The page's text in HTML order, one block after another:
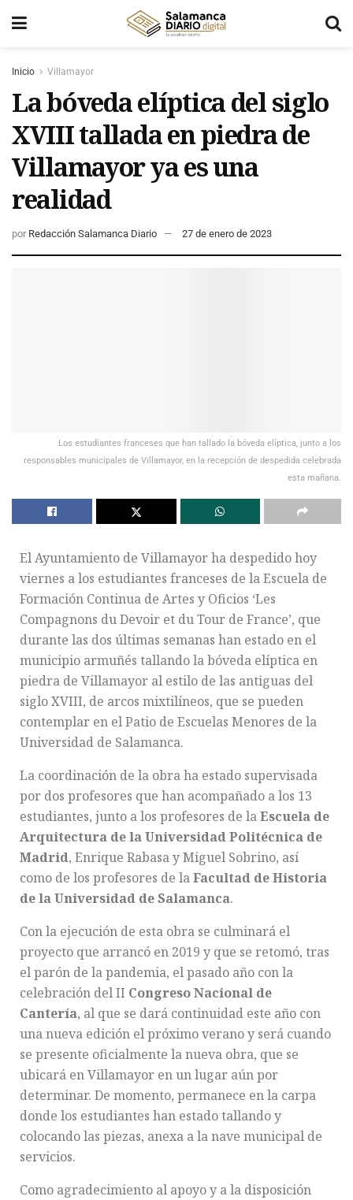
Inicio Villamayor
La bóveda elíptica del siglo
XVIII tallada en piedra de
Villamayor ya es una
realidad
por Redacción Salamanca Diario 27 de enero de 2023
Los estudiantes franceses que han tallado la bóveda elíptica, junto a los
responsables municipales de Villamayor, en la recepción de despedida celebrada
esta mañana.
El Ayuntamiento de Villamayor ha despedido hoy
viernes a los estudiantes franceses de la Escuela de
Formación Continua de Artes y Oficios ‘Les
Compagnons du Devoir et du Tour de France’, que
durante las dos últimas semanas han estado en el
municipio armuñés tallando la bóveda elíptica en
piedra de Villamayor al estilo de las antiguas del
siglo XVIII, de arcos mixtilíneos, que se pueden
contemplar en el Patio de Escuelas Menores de la
Universidad de Salamanca.
La coordinación de la obra ha estado supervisada
por dos profesores que han acompañado a los 13
estudiantes, junto a los profesores de laEscuela de
Arquitectura de la Universidad Politécnica de
Madrid, Enrique Rabasa y Miguel Sobrino, así
como de los profesores de laFacultad de Historia
de la Universidad de Salamanca.
Con la ejecución de esta obra se culminará el
proyecto que arrancó en 2019 y que se retomó, tras
el parón de la pandemia, el pasado año con la
celebración del II Congreso Nacional de
Cantería, al que se dará continuidad este año con
una nueva edición el próximo verano y será cuando
se presente oficialmente la nueva obra, que se
ubicará en Villamayor en un lugar aún por
determinar. De momento, permanece en la carpa
donde los estudiantes han estado tallando y
colocando las piezas, anexa a la nave municipal de
servicios.
Como agradecimiento al apoyo y a la disposición